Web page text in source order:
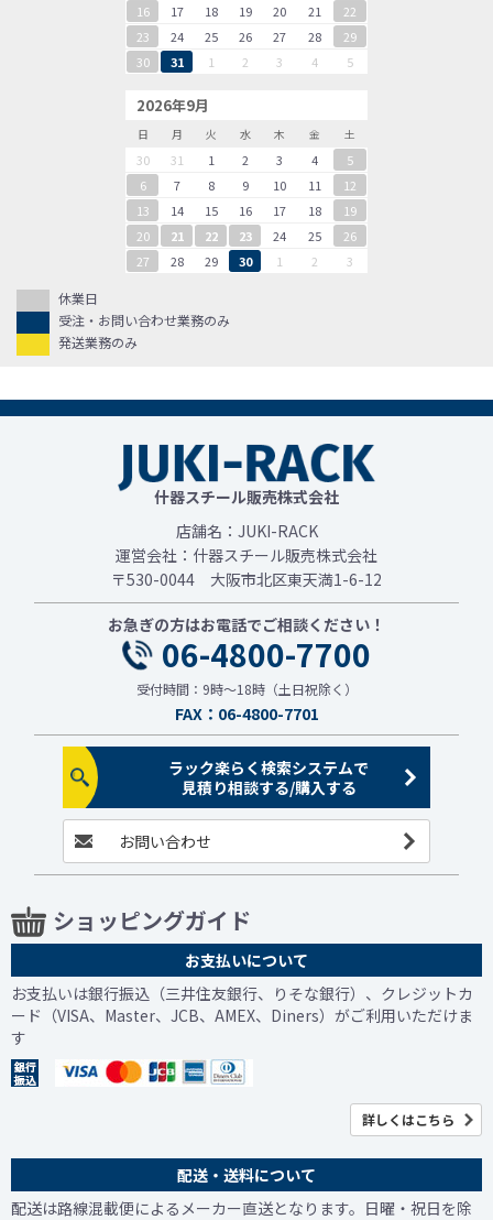
16
17 18 19 20 21
22
23
24 25 26 27 28
29
30
31 1 2 3 4 5
2026年9月
日 月 火 水 木 金 土
30 31 1 2 3 4
5
6
7 8 9 10 11
12
13
14 15 16 17 18
19
20
21 22 23 24 25
26
27
28 29 30 1 2 3
休業日
受注・お問い合わせ業務のみ
発送業務のみ
什器スチール販売株式会社
店舗名：JUKI-RACK
運営会社：什器スチール販売株式会社
〒530-0044 大阪市北区東天満1-6-12
お急ぎの方はお電話でご相談ください！
06-4800-7700
受付時間：9時～18時（土日祝除く）
FAX：06-4800-7701
ラック楽らく検索システムで
見積り相談する/購入する
お問い合わせ
ショッピングガイド
お支払いについて
お支払いは銀行振込（三井住友銀行、りそな銀行）、クレジットカ
ード（VISA、Master、JCB、AMEX、Diners）がご利用いただけま
す
詳しくはこちら
配送・送料について
配送は路線混載便によるメーカー直送となります。日曜・祝日を除